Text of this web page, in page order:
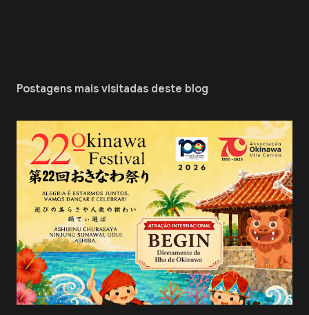
Postagens mais visitadas deste blog